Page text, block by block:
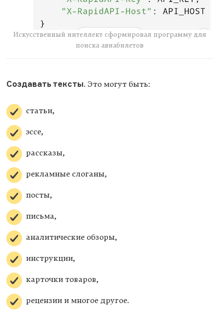
Искусственный интеллект сформировал программу для
поиска авиабилетов
Создавать тексты. Это могут быть:
статьи,
эссе,
рассказы,
рекламные слоганы,
посты,
письма,
аналитические обзоры,
инструкции,
карточки товаров,
рецензии и многое другое.